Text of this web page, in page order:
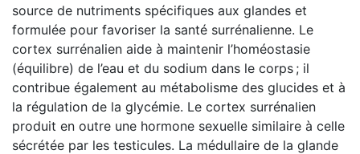
source de nutriments spécifiques aux glandes et
formulée pour favoriser la santé surrénalienne. Le
cortex surrénalien aide à maintenir l’homéostasie
(équilibre) de l’eau et du sodium dans le corps ; il
contribue également au métabolisme des glucides et à
la régulation de la glycémie. Le cortex surrénalien
produit en outre une hormone sexuelle similaire à celle
sécrétée par les testicules. La médullaire de la glande